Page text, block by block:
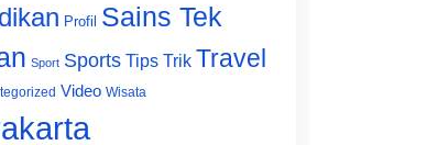
Profil Sains Tek
Sport Sports Tips Trik Travel
Video Wisata